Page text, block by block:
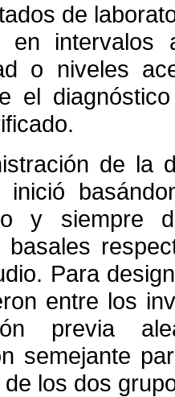
de
en intervalos
o niveles
el
de la
inició
y siempre
basales
Para
entre los
previa
semejante
los dos